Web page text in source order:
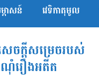
ាសន៍ វេទិកាតុមូល
េចក្តីសម្រេចរបស់
ណុំរឿងអតីត